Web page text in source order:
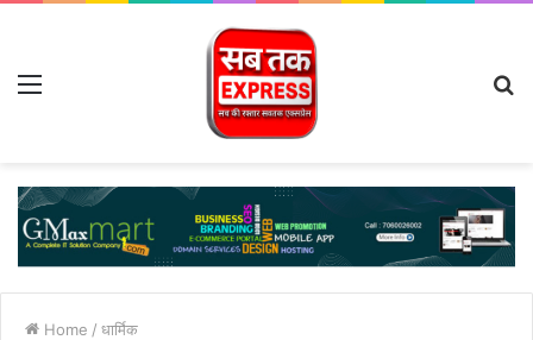
Menu
Home / धार्मिक